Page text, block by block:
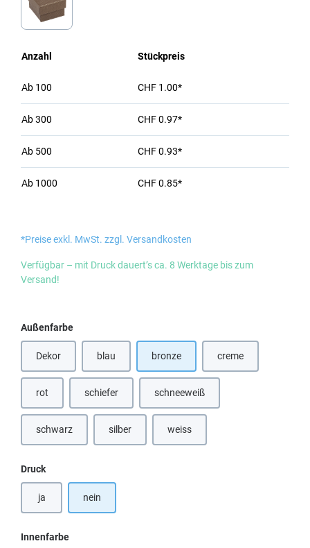
Anzahl Stückpreis
Ab 100 CHF 1.00*
Ab300 CHF 0.97*
Ab 500 CHF 0.93*
Ab 1000 CHF 0.85*
*Preise exkl. MwSt. zzgl. Versandkosten
Verfügbar – mit Druck dauert’s ca. 8 Werktage bis zum
Versand!
Außenfarbeauswählen
Dekor(Diese Option ist zurzeit nicht verfügbar.)
blau bronze creme(Diese Option ist
rot(Diese Option ist zurzeit nicht verfügbar.)
schiefer(Diese Option ist zurzeit nicht verfügbar.)
schneeweiß(Diese Option ist zurzeit nicht
schwarz(Diese Option ist zurzeit nicht verfügbar.)
silber(Diese Option ist zurzeit nicht verfügbar.)
weiss(Diese Option ist zurzeit nicht
Druckauswählen
ja nein
Innenfarbeauswählen